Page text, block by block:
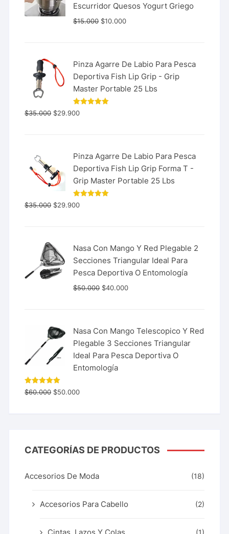
Escurridor Quesos Yogurt Griego
$15.000 $10.000
Pinza Agarre De Labio Para Pesca
Deportiva Fish Lip Grip - Grip
Master Portable 25 Lbs
Valorado
con
$35.000 $29.900
Pinza Agarre De Labio Para Pesca
Deportiva Fish Lip Grip Forma T -
Grip Master Portable 25 Lbs
Valorado
con
$35.000 $29.900
Nasa Con Mango Y Red Plegable 2
Secciones Triangular Ideal Para
Pesca Deportiva O Entomología
$50.000 $40.000
Nasa Con Mango Telescopico Y Red
Plegable 3 Secciones Triangular
Ideal Para Pesca Deportiva O
Entomología
Valorado
con 5.00
$60.000 $50.000
CATEGORÍAS DE PRODUCTOS
Accesorios De Moda (18)
Accesorios Para Cabello (2)